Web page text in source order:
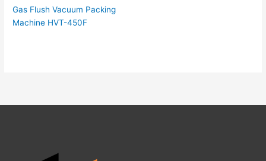
Gas Flush Vacuum Packing
Machine HVT-450F